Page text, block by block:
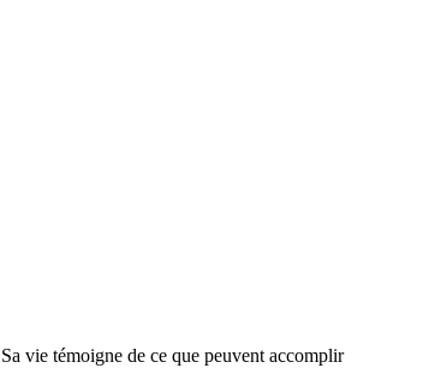
vie témoigne de ce que peuvent accomplir